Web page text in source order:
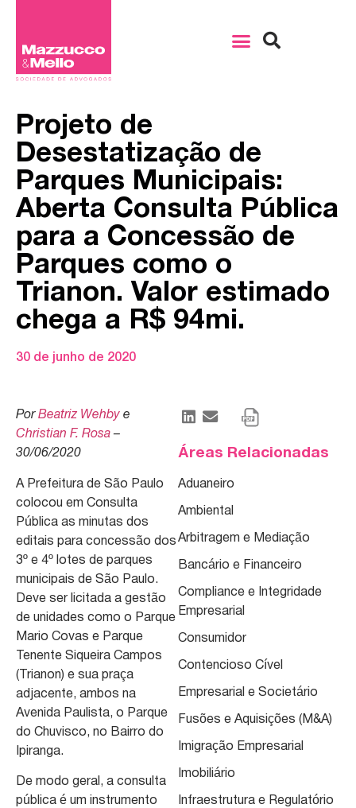
Projeto de
Desestatização de
Parques Municipais:
Aberta Consulta Pública
para a Concessão de
Parques como o
Trianon. Valor estimado
chega a R$ 94mi.
30 de junho de 2020
Por Beatriz Wehby e
Christian F. Rosa –
30/06/2020
A Prefeitura de São Paulo
colocou em Consulta
Pública as minutas dos
editais para concessão dos
3º e 4º lotes de parques
municipais de São Paulo.
Deve ser licitada a gestão
de unidades como o Parque
Mario Covas e Parque
Tenente Siqueira Campos
(Trianon) e sua praça
adjacente, ambos na
Avenida Paulista, o Parque
do Chuvisco, no Bairro do
Ipiranga.
De modo geral, a consulta
pública é um instrumento
Áreas Relacionadas
Aduaneiro
Ambiental
Arbitragem e Mediação
Bancário e Financeiro
Compliance e Integridade
Empresarial
Consumidor
Contencioso Cível
Empresarial e Societário
Fusões e Aquisições (M&A)
Imigração Empresarial
Imobiliário
Infraestrutura e Regulatório